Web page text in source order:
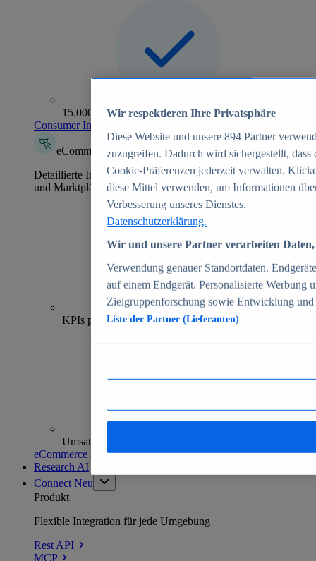
15.000+ Marken
Consumer Insights entdecken
eCommerce Insights
Detaillierte Informationen zu mehr als 39.000 Online-Shops
und Marktplätzen
70+
KPIs pro Shop
Umsatzanalysen und -prognosen
eCommerce Insights entdecken
Research AI
Connect Neu
Produkt
Flexible Integration für jede Umgebung
Rest API
MCP
Wir respektieren Ihre Privatsphäre
Diese Website und unsere 894 Partner
zuzugreifen. Dadurch wird sichergestellt,
Cookie-Präferenzen jederzeit verwalten.
diese Mittel verwenden, um Informationen
Verbesserung unseres Dienstes.
Datenschutzerklärung.
Wir und unsere Partner verarbeiten
Verwendung genauer Standortdaten.
auf einem Endgerät. Personalisierte Werbung
Zielgruppenforschung sowie Entwicklung
Liste der Partner (Lieferanten)